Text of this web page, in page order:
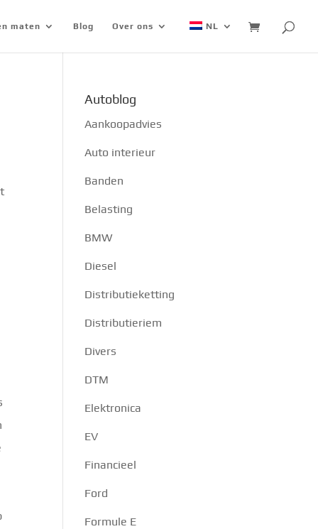
maten Blog Over ons NL
Autoblog
Aankoopadvies
Auto interieur
Banden
Belasting
BMW
Diesel
Distributieketting
Distributieriem
Divers
DTM
Elektronica
EV
Financieel
Ford
Formule E